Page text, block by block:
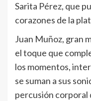
Sarita Pérez, que
corazones de la
Juan Muñoz, gran
el toque que
los momentos,
se suman a sus
percusión corporal